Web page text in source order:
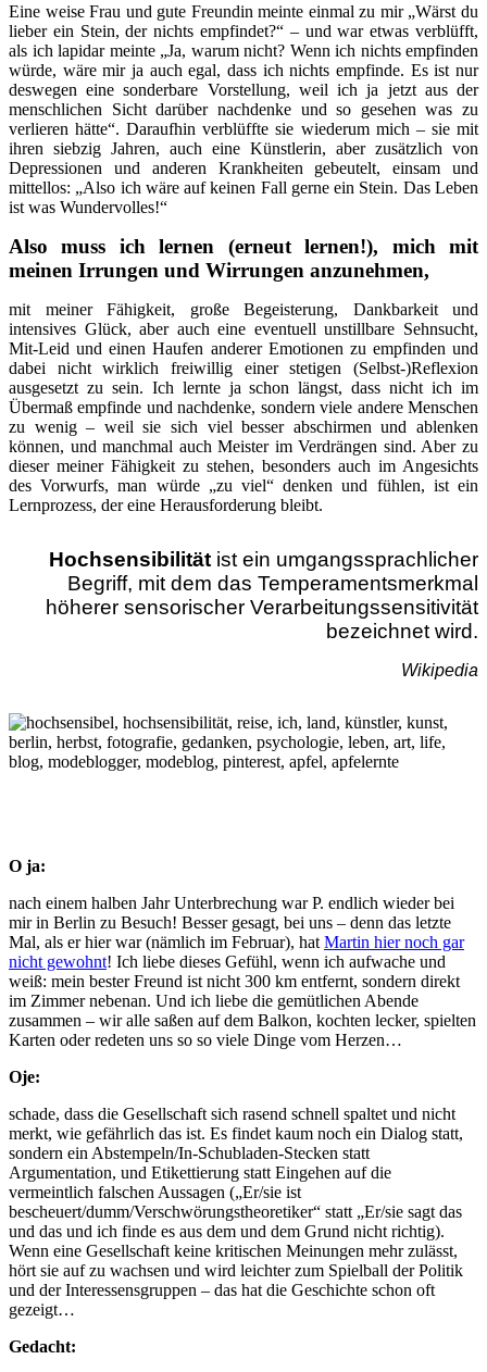
Eine weise Frau und gute Freundin meinte einmal zu mir „Wärst du
lieber ein Stein, der nichts empfindet?“ – und war etwas verblüfft,
als ich lapidar meinte „Ja, warum nicht? Wenn ich nichts empfinden
würde, wäre mir ja auch egal, dass ich nichts empfinde. Es ist nur
deswegen eine sonderbare Vorstellung, weil ich ja jetzt aus der
menschlichen Sicht darüber nachdenke und so gesehen was zu
verlieren hätte“. Daraufhin verblüffte sie wiederum mich – sie mit
ihren siebzig Jahren, auch eine Künstlerin, aber zusätzlich von
Depressionen und anderen Krankheiten gebeutelt, einsam und
mittellos: „Also ich wäre auf keinen Fall gerne ein Stein. Das Leben
ist was Wundervolles!“
Also muss ich lernen (erneut lernen!), mich mit
meinen Irrungen und Wirrungen anzunehmen,
mit meiner Fähigkeit, große Begeisterung, Dankbarkeit und
intensives Glück, aber auch eine eventuell unstillbare Sehnsucht,
Mit-Leid und einen Haufen anderer Emotionen zu empfinden und
dabei nicht wirklich freiwillig einer stetigen (Selbst-)Reflexion
ausgesetzt zu sein. Ich lernte ja schon längst, dass nicht ich im
Übermaß empfinde und nachdenke, sondern viele andere Menschen
zu wenig – weil sie sich viel besser abschirmen und ablenken
können, und manchmal auch Meister im Verdrängen sind. Aber zu
dieser meiner Fähigkeit zu stehen, besonders auch im Angesichts
des Vorwurfs, man würde „zu viel“ denken und fühlen, ist ein
Lernprozess, der eine Herausforderung bleibt.
Hochsensibilität ist ein umgangssprachlicher
Begriff, mit dem das Temperamentsmerkmal
höherer sensorischer Verarbeitungssensitivität
bezeichnet wird.
Wikipedia
O ja:
nach einem halben Jahr Unterbrechung war P. endlich wieder bei
mir in Berlin zu Besuch! Besser gesagt, bei uns – denn das letzte
Mal, als er hier war (nämlich im Februar), hat Martin hier noch gar
nicht gewohnt! Ich liebe dieses Gefühl, wenn ich aufwache und
weiß: mein bester Freund ist nicht 300 km entfernt, sondern direkt
im Zimmer nebenan. Und ich liebe die gemütlichen Abende
zusammen – wir alle saßen auf dem Balkon, kochten lecker, spielten
Karten oder redeten uns so so viele Dinge vom Herzen…
Oje:
schade, dass die Gesellschaft sich rasend schnell spaltet und nicht
merkt, wie gefährlich das ist. Es findet kaum noch ein Dialog statt,
sondern ein Abstempeln/In-Schubladen-Stecken statt
Argumentation, und Etikettierung statt Eingehen auf die
vermeintlich falschen Aussagen („Er/sie ist
bescheuert/dumm/Verschwörungstheoretiker“ statt „Er/sie sagt das
und das und ich finde es aus dem und dem Grund nicht richtig).
Wenn eine Gesellschaft keine kritischen Meinungen mehr zulässt,
hört sie auf zu wachsen und wird leichter zum Spielball der Politik
und der Interessensgruppen – das hat die Geschichte schon oft
gezeigt…
Gedacht: